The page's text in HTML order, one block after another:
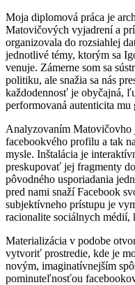
Moja diplomová práca je
Matovičových vyjadrení a
organizovala do rozsiahlej
jednotlivé témy, ktorým sa
venuje. Zámerne som sa
politiku, ale snažia sa nás
každodennosť je obyčajná,
performovaná autenticita
Analyzovaním Matovičovho
facebookvého profilu a tak
mysle. Inštalácia je
preskupovať jej fragmenty
pôvodného usporiadania
pred nami snaží Facebook
subjektívneho prístupu je
racionalite sociálnych médií,
Materializácia v podobe
vytvoriť prostredie, kde je
novým, imaginatívnejším
pominuteľnosťou